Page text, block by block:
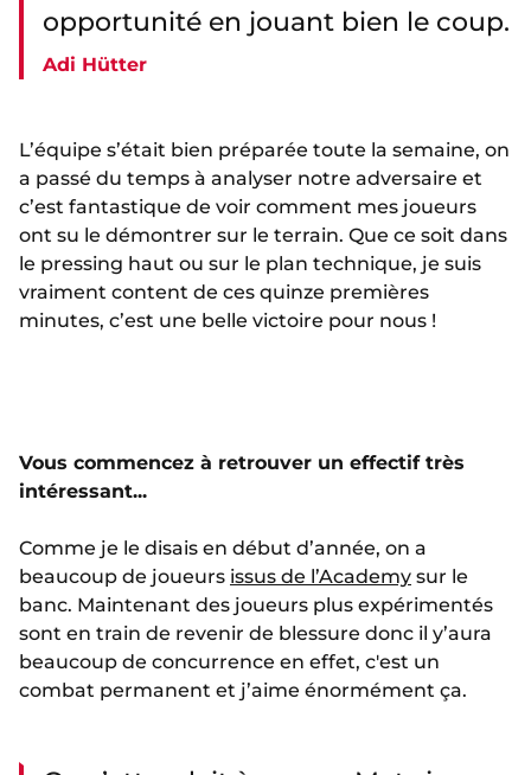
opportunité en jouant bien le coup.
Adi Hütter
L’équipe s’était bien préparée toute la semaine, on
a passé du temps à analyser notre adversaire et
c’est fantastique de voir comment mes joueurs
ont su le démontrer sur le terrain. Que ce soit dans
le pressing haut ou sur le plan technique, je suis
vraiment content de ces quinze premières
minutes, c’est une belle victoire pour nous !
Vous commencez à retrouver un effectif très
intéressant...
Comme je le disais en début d’année, on a
beaucoup de joueurs issus de l’Academy sur le
banc. Maintenant des joueurs plus expérimentés
sont en train de revenir de blessure donc il y’aura
beaucoup de concurrence en effet, c'est un
combat permanent et j’aime énormément ça.